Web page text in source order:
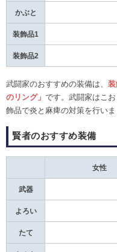
かぶと
装飾品1
装飾品2
武闘家のおすすめの装備は、
のリング」 です。武闘家はこ
飾品で炎と麻痺の対策を行いま
賢者のおすすめ装備
女性
武器
よろい
たて